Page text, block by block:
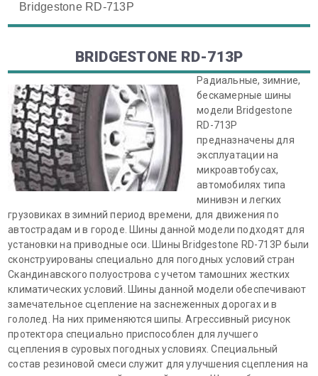
Bridgestone RD-713P
BRIDGESTONE RD-713P
Радиальные, зимние,
бескамерные шины
модели Bridgestone
RD-713P
предназначены для
эксплуатации на
микроавтобусах,
автомобилях типа
минивэн и легких
грузовиках в зимний период времени, для движения по
автострадам и в городе. Шины данной модели подходят для
установки на приводные оси. Шины Bridgestone RD-713P были
сконструированы специально для погодных условий стран
Скандинавского полуострова с учетом тамошних жестких
климатических условий. Шины данной модели обеспечивают
замечательное сцепление на заснеженных дорогах и в
гололед. На них применяются шипы. Агрессивный рисунок
протектора специально приспособлен для лучшего
сцепления в суровых погодных условиях. Специальный
состав резиновой смеси служит для улучшения сцепления на